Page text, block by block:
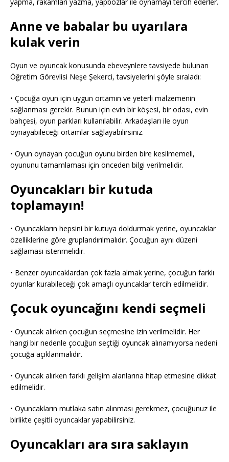
Anne ve babalar bu uyarılara
kulak verin
Oyun ve oyuncak konusunda ebeveynlere tavsiyede bulunan
Öğretim Görevlisi Neşe Şekerci, tavsiyelerini şöyle sıraladı:
• Çocuğa oyun için uygun ortamın ve yeterli malzemenin
sağlanması gerekir. Bunun için evin bir köşesi, bir odası, evin
bahçesi, oyun parkları kullanılabilir. Arkadaşları ile oyun
oynayabileceği ortamlar sağlayabilirsiniz.
• Oyun oynayan çocuğun oyunu birden bire kesilmemeli,
oyununu tamamlaması için önceden bilgi verilmelidir.
Oyuncakları bir kutuda
toplamayın!
• Oyuncakların hepsini bir kutuya doldurmak yerine, oyuncaklar
özelliklerine göre gruplandırılmalıdır. Çocuğun aynı düzeni
sağlaması istenmelidir.
• Benzer oyuncaklardan çok fazla almak yerine, çocuğun farklı
oyunlar kurabileceği çok amaçlı oyuncaklar tercih edilmelidir.
Çocuk oyuncağını kendi seçmeli
• Oyuncak alırken çocuğun seçmesine izin verilmelidir. Her
hangi bir nedenle çocuğun seçtiği oyuncak alınamıyorsa nedeni
çocuğa açıklanmalıdır.
• Oyuncak alırken farklı gelişim alanlarına hitap etmesine dikkat
edilmelidir.
• Oyuncakların mutlaka satın alınması gerekmez, çocuğunuz ile
birlikte çeşitli oyuncaklar yapabilirsiniz.
Oyuncakları ara sıra saklayın